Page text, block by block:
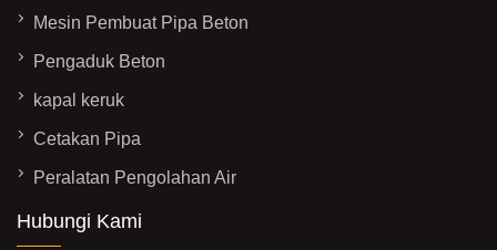
Mesin Pembuat Pipa Beton
Pengaduk Beton
kapal keruk
Cetakan Pipa
Peralatan Pengolahan Air
Hubungi Kami